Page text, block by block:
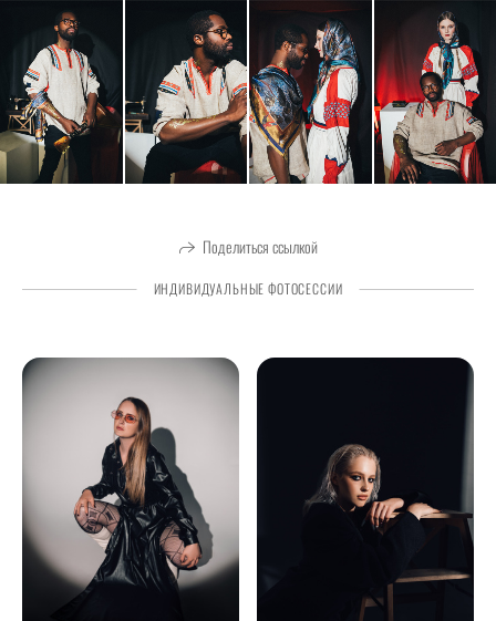
Поделиться ссылкой
ИНДИВИДУАЛЬНЫЕ ФОТОСЕССИИ